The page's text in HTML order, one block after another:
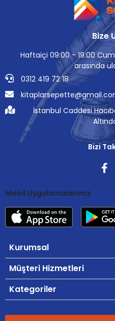
Bize
Haftaiçi 09:00 - 19:00
arasında
0312 419 72 18
İstanbul Caddesi
Bizi
Mobil Uygulamalarımız
Kurumsal
Müşteri Hizmetleri
Kategoriler